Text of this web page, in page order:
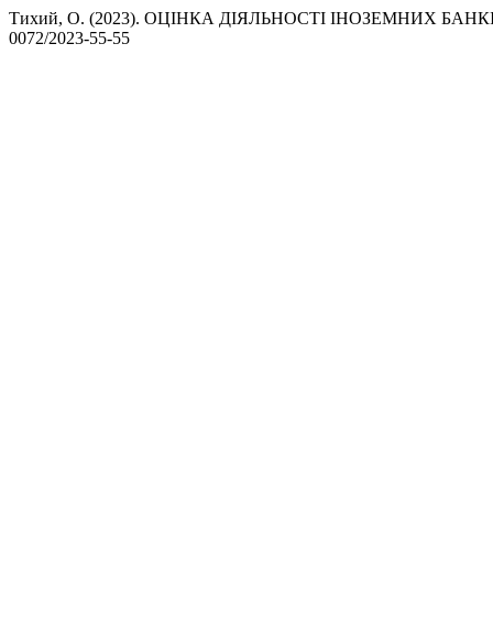
Тихий, О. (2023). ОЦІНКА ДІЯЛЬНОСТІ ІНОЗЕМНИХ
0072/2023-55-55